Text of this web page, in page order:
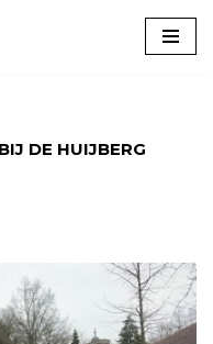
DE HUIJBERG